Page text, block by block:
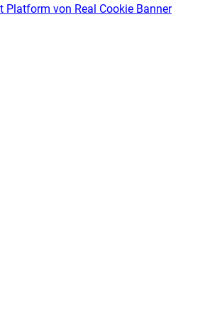
Platform von Real Cookie Banner